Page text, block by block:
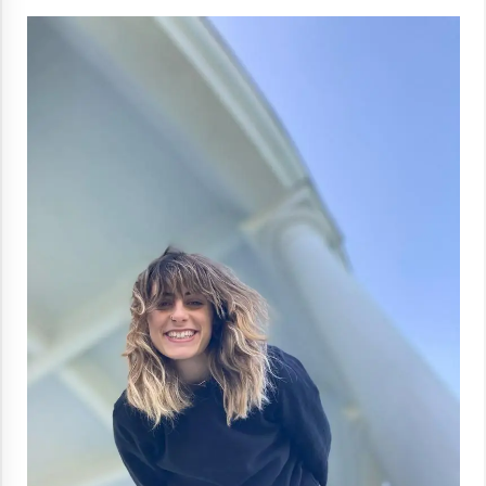
Berria egunkarian elkarrizketa
Arrosaren 20 urteez
Hala Bedi irratiko Hizpidea saioan
Arrosaren 20 urteez
2021/07/03
Zebrabidearen denboraldi amaiera